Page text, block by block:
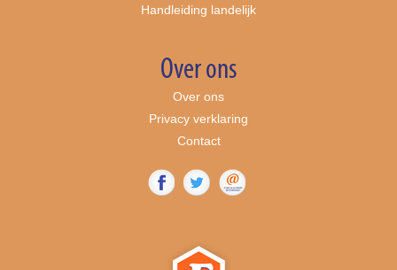
Handleiding landelijk
Over ons
Over ons
Privacy verklaring
Contact